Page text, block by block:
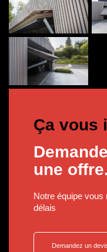
Ça vous
une offre.
Notre équipe vous
délais
Demandez un